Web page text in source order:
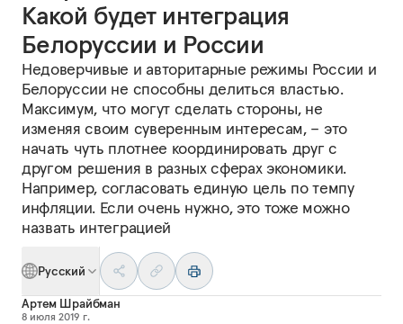
Какой будет интеграция
Белоруссии и России
Недоверчивые и авторитарные режимы России и
Белоруссии не способны делиться властью.
Максимум, что могут сделать стороны, не
изменяя своим суверенным интересам, – это
начать чуть плотнее координировать друг с
другом решения в разных сферах экономики.
Например, согласовать единую цель по темпу
инфляции. Если очень нужно, это тоже можно
назвать интеграцией
Русский
Артем Шрайбман
8 июля 2019 г.